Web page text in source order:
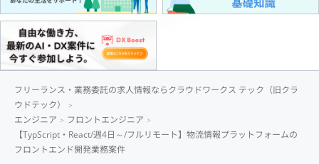
フリーランス・業務委託の求人情報ならクラウドワークス テック（旧クラ
ウドテック）
エンジニア
フロントエンジニア
【TypScript・React/週4日～/フルリモート】物流情報プラットフォームの
フロントエンド開発業務案件